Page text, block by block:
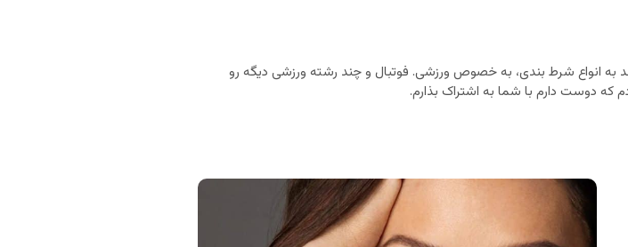
انواع شرط بندی، به خصوص ورزشی. فوتبال و چند رشته ورزشی دیگه رو
که دوست دارم با شما به اشتراک بذارم.